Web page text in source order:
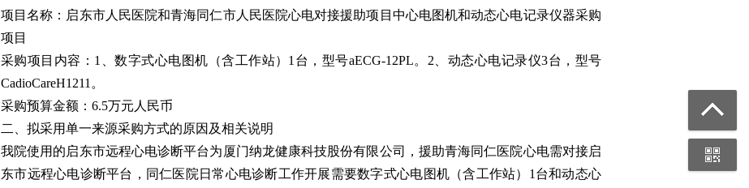
项目名称：启东市人民医院和青海同仁市人民医院心电对接援助项目中心电图机和动态心电记录仪器采购
项目
采购项目内容：1、数字式心电图机（含工作站）1台，型号aECG-12PL。2、动态心电记录仪3台，型号
CadioCareH1211。
采购预算金额：6.5万元人民币
二、拟采用单一来源采购方式的原因及相关说明
我院使用的启东市远程心电诊断平台为厦门纳龙健康科技股份有限公司，援助青海同仁医院心电需对接启
东市远程心电诊断平台，同仁医院日常心电诊断工作开展需要数字式心电图机（含工作站）1台和动态心